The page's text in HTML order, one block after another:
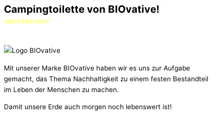
Campingtoilette von BIOvative!
Jetzt bestellen
Mit unserer Marke BIOvative haben wir es uns zur Aufgabe
gemacht, das Thema Nachhaltigkeit zu einem festen Bestandteil
im Leben der Menschen zu machen.
Damit unsere Erde auch morgen noch lebenswert ist!